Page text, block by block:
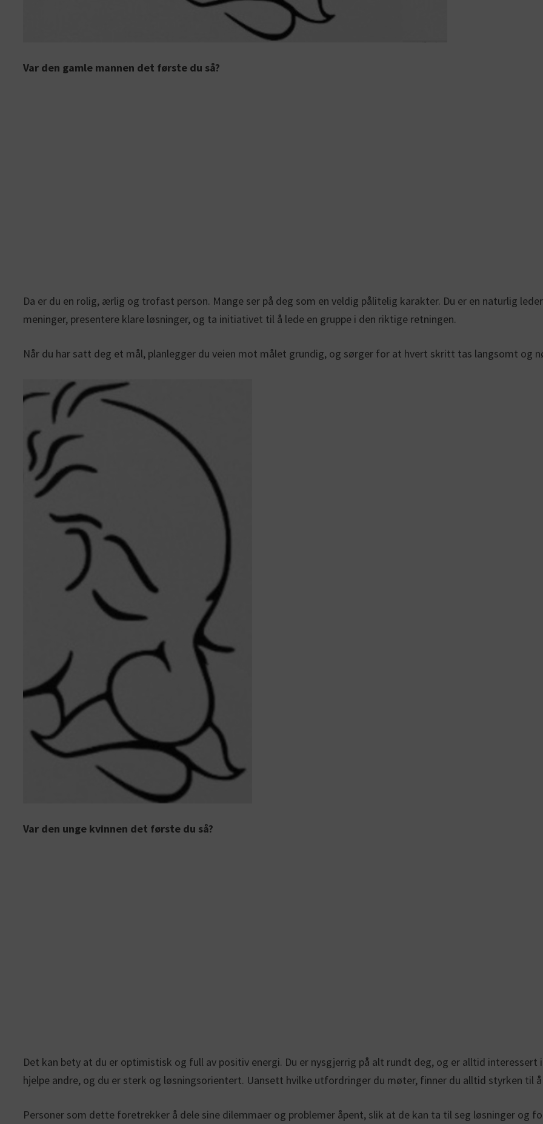
Var den gamle mannen det første du så?
Da er du en rolig, ærlig og trofast person. Mange ser på deg som en veldig pålitelig karakter. Du er en naturlig
meninger, presentere klare løsninger, og ta initiativet til å lede en gruppe i den riktige retningen.
Når du har satt deg et mål, planlegger du veien mot målet grundig, og sørger for at hvert skritt tas langsomt og
Var den unge kvinnen det første du så?
Det kan bety at du er optimistisk og full av positiv energi. Du er nysgjerrig på alt rundt deg, og er alltid interessert
hjelpe andre, og du er sterk og løsningsorientert. Uansett hvilke utfordringer du møter, finner du alltid styrken til
Personer som dette foretrekker å dele sine dilemmaer og problemer åpent, slik at de kan ta til seg løsninger og